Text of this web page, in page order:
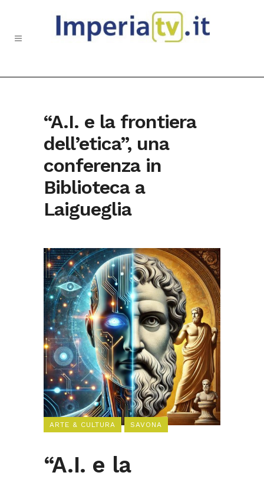
“A.I. e la frontiera
dell’etica”, una
conferenza in
Biblioteca a
Laigueglia
ARTE & CULTURA SAVONA
“A.I. e la